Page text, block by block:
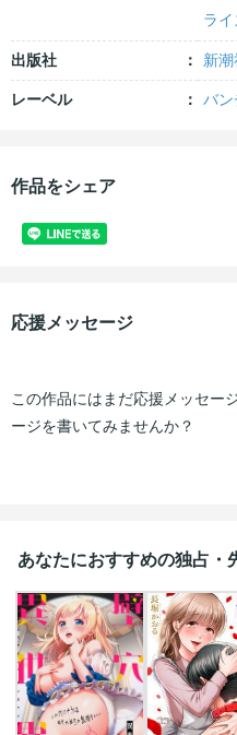
ライ
出版社 新潮
レーベル バン
作品をシェア
応援メッセージ
この作品にはまだ応援メッセー
ージを書いてみませんか？
あなたにおすすめの独占・